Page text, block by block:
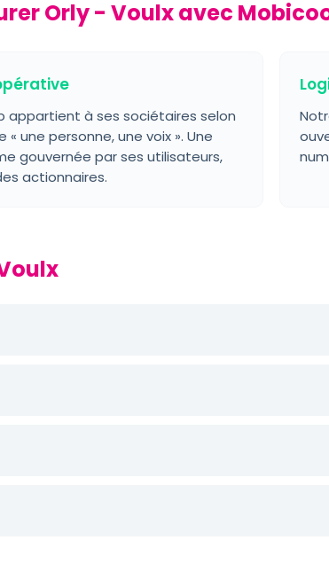
Orly - Voulx avec
appartient à ses sociétaires selon
« une personne, une voix ». Une
gouvernée par ses utilisateurs,
actionnaires.